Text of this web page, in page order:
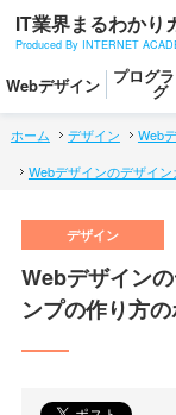
IT業界まるわかり
Produced By INTERNET
Webデザイン プログ
グ
ホーム デザイン
Web
Webデザインのデザイ
Webデザイン
ンプの作り方